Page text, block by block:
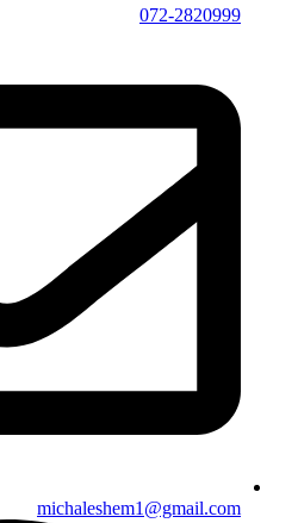
072-2820999
michaleshem1@gmail.com